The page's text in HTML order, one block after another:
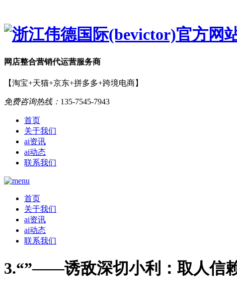
网店整合营销代运营服务商
【淘宝+天猫+京东+拼多多+跨境电商】
免费咨询热线： 135-7545-7943
首页
关于我们
ai资讯
ai动态
联系我们
首页
关于我们
ai资讯
ai动态
联系我们
3.“”——诱敌深切小利：取人信